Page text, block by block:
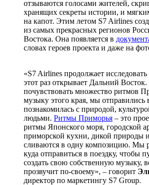
отзываются голосами жителей,
хранящих секреты истории, и
на капот. Этим летом S7 Airlines
из самых прекрасных регионов
Востока. Она появляется в
словах героев проекта и даже на
«S7 Airlines продолжает
этот раз открывает Дальний
почувствовать множество ритмов
музыку этого края, мы отправились
познакомилась с природой,
людьми. Ритмы Приморья – это
ритмы Японского моря, городской
приморской кухни, дикой природы и
сливаются в одну композицию. Мы
куда отправиться в поездку, чтобы
создать свою собственную музыку,
прозвучит по-своему», – говорит
директор по маркетингу S7 Group.